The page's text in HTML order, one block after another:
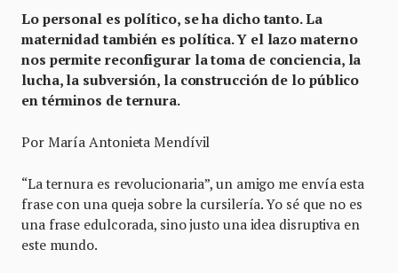
Lo personal es político, se ha dicho tanto. La
maternidad también es política. Y el lazo materno
nos permite reconfigurar la toma de conciencia, la
lucha, la subversión, la construcción de lo público
en términos de ternura.
Por María Antonieta Mendívil
“La ternura es revolucionaria”, un amigo me envía esta
frase con una queja sobre la cursilería. Yo sé que no es
una frase edulcorada, sino justo una idea disruptiva en
este mundo.